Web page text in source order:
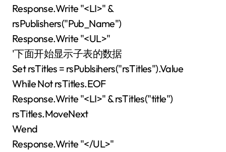
Response.Write "<LI>" &
rsPublishers("Pub_Name")
Response.Write "<UL>"
'下面开始显示子表的数据
Set rsTitles = rsPublsihers("rsTitles").Value
While Not rsTitles.EOF
Response.Write "<LI>" & rsTitles("title")
rsTitles.MoveNext
Wend
Response.Write "</UL>"